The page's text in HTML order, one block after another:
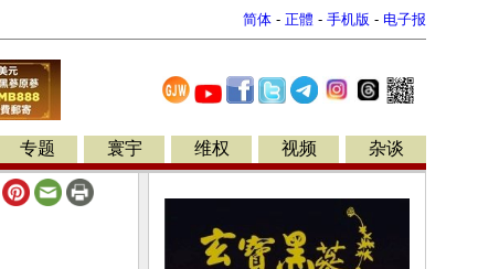
简体 - 正體 - 手机版 - 电子报
专题 寰宇 维权 视频 杂谈